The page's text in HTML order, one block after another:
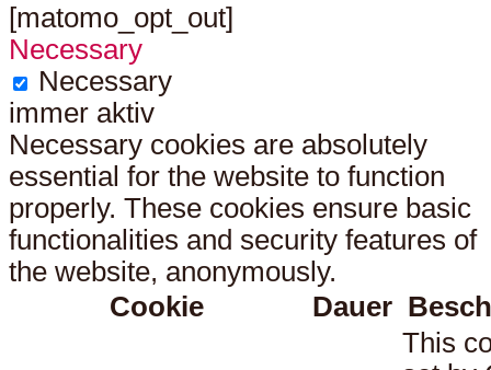
[matomo_opt_out]
Necessary
Necessary
immer aktiv
Necessary cookies are absolutely
essential for the website to function
properly. These cookies ensure basic
functionalities and security features of
the website, anonymously.
Cookie
Dauer
This